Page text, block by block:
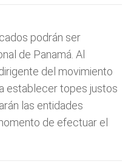
podrán ser
de Panamá. Al
del movimiento
establecer topes justos
las entidades
de efectuar el